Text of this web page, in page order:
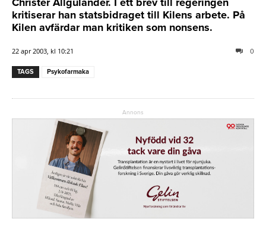
kritiserar han statsbidraget till Kilens arbete. På
Kilen avfärdar man kritiken som nonsens.
22 apr 2003, kl 10:21 0
TAGS Psykofarmaka
Annons